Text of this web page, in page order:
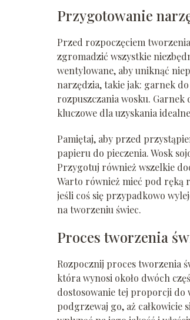
Przygotowanie
Przed rozpoczęciem
zgromadzić wszystkie
wentylowane, aby uniknąć
narzędzia, takie jak: garnek
rozpuszczania wosku.
kluczowe dla uzyskania
Pamiętaj, aby przed
papieru do pieczenia. Wosk
Przygotuj również wszelkie
Warto również mieć pod ręką
jeśli coś się przypadkowo
na tworzeniu świec.
Proces tworzenia
Rozpocznij proces tworzenia
która wynosi około dwóch
dostosowanie tej proporcji do
podgrzewaj go, aż całkowicie